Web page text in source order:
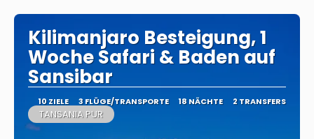
Kilimanjaro Besteigung, 1
Woche Safari & Baden auf
Sansibar
10 ZIELE 3 FLÜGE/TRANSPORTE 18 NÄCHTE 2 TRANSFERS
TANSANIA PUR